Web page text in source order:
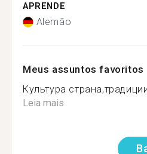
APRENDE
Alemão
Meus assuntos favoritos
Культура
Leia mais